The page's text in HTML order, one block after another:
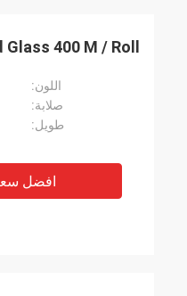
400 M / Roll
اللون:
صلابة:
طويل:
افضل